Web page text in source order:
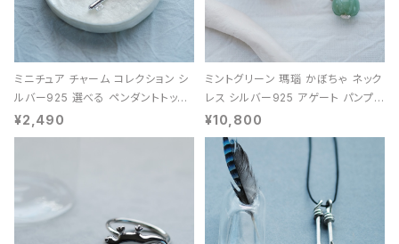
ミニチュア チャーム コレクション シ
ルバー925 選べる ペンダントトップ
レディース ユニセックス
¥2,490
ミントグリーン 瑪瑙 かぼちゃ ネック
レス シルバー925 アゲート パンプキ
ン 天然石 レディース
¥10,800